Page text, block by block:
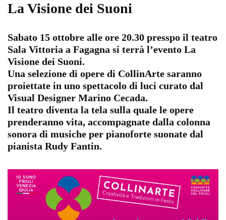
La Visione dei Suoni
Sabato 15 ottobre alle ore 20.30 presspo il teatro
Sala Vittoria a Fagagna si terrà l’evento La
Visione dei Suoni.
Una selezione di opere di CollinArte saranno
proiettate in uno spettacolo di luci curato dal
Visual Designer Marino Cecada.
Il teatro diventa la tela sulla quale le opere
prenderanno vita, accompagnate dalla colonna
sonora di musiche per pianoforte suonate dal
pianista Rudy Fantin.